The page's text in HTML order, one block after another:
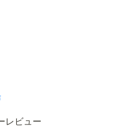
レビュー